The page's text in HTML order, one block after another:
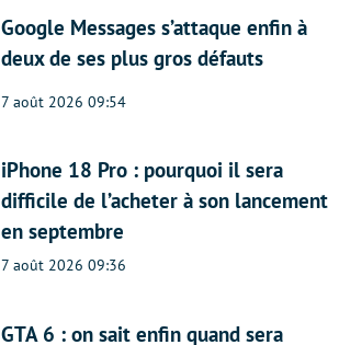
Google Messages s’attaque enfin à
deux de ses plus gros défauts
7 août 2026 09:54
iPhone 18 Pro : pourquoi il sera
difficile de l’acheter à son lancement
en septembre
7 août 2026 09:36
GTA 6 : on sait enfin quand sera